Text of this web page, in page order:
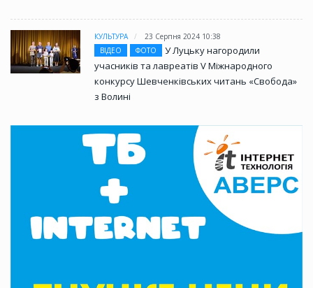
КУЛЬТУРА
23 Серпня 2024 10:38
ВІДЕО
ФОТО
У Луцьку нагородили
учасників та лавреатів V Міжнародного
конкурсу Шевченківських читань «Свобода»
з Волині